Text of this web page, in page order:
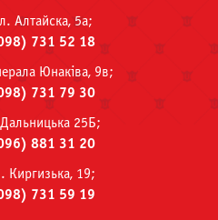
Алтайска, 5а;
731 52 18
Юнаківа, 9в;
731 79 30
25Б;
881 31 20
Киргизька, 19;
731 59 19